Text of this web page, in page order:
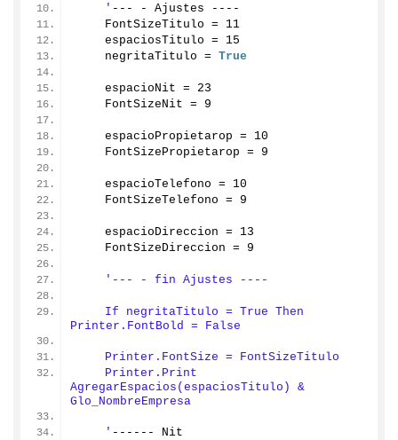
    '
--- - Ajustes ----
    FontSizeTitulo =
11
    espaciosTitulo =
15
    negritaTitulo =
True
    espacioNit =
23
    FontSizeNit =
9
    espacioPropietarop =
10
    FontSizePropietarop =
9
    espacioTelefono =
10
    FontSizeTelefono =
9
    espacioDireccion =
13
    FontSizeDireccion =
9
'--- - fin Ajustes ----
    If negritaTitulo = True Then
Printer.FontBold = False
    Printer.FontSize = FontSizeTitulo
    Printer.Print
AgregarEspacios(espaciosTitulo) &
Glo_NombreEmpresa
    '
------ Nit